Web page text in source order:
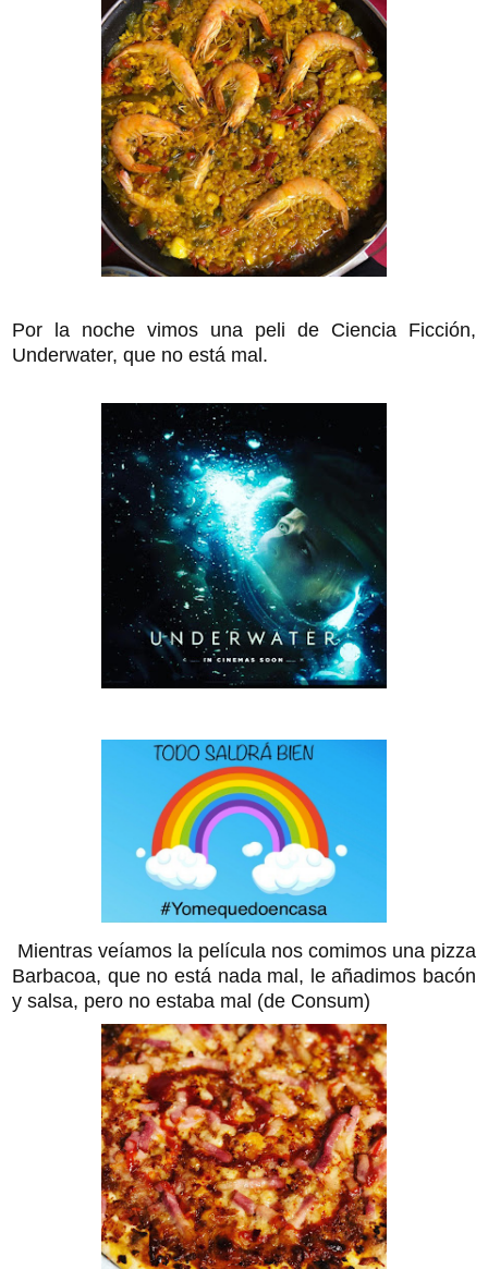
Por la noche vimos una peli de Ciencia Ficción,
Underwater, que no está mal.
Mientras veíamos la película nos comimos una pizza
Barbacoa, que no está nada mal, le añadimos bacón
y salsa, pero no estaba mal (de Consum)